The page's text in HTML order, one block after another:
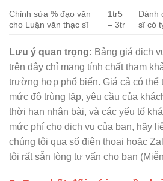
Chỉnh sửa % đạo văn
cho Luận văn thạc sĩ
1tr5
– 3tr
Dành
sĩ có
Lưu ý quan trọng: Bảng giá dịch
trên đây chỉ mang tính chất tham
trường hợp phổ biến. Giá cả có thể
mức độ trùng lặp, yêu cầu của
thời hạn nhận bài, và các yếu tố
mức phí cho dịch vụ của bạn, hãy
chúng tôi qua số điện thoại hoặc
tôi rất sẵn lòng tư vấn cho bạn